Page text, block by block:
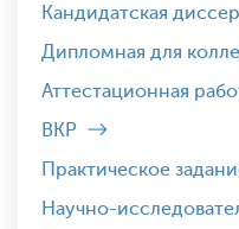
Кандидатская
Дипломная для
Аттестационная
ВКР
Практическое
Научно-